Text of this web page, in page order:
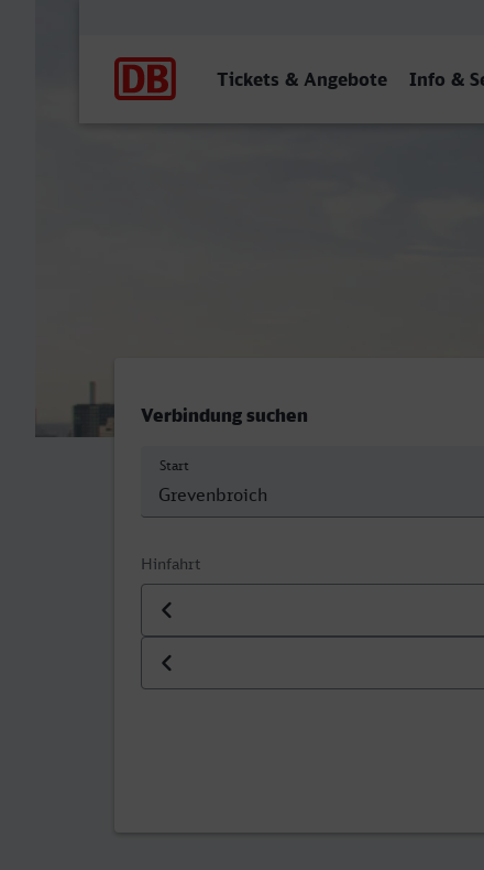
Tickets & Angebote Info &
Verbindung suchen
Start
Hinfahrt
Datum der Hinfahrt
Uhrzeit der Hinfahrt